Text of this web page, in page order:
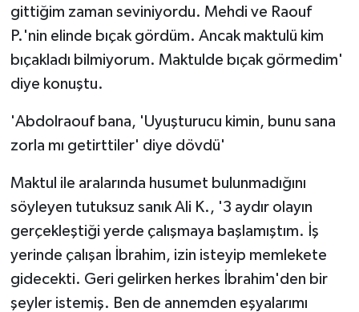
gittiğim zaman seviniyordu. Mehdi ve Raouf
P.'nin elinde bıçak gördüm. Ancak maktulü kim
bıçakladı bilmiyorum. Maktulde bıçak görmedim'
diye konuştu.
'Abdolraouf bana, 'Uyuşturucu kimin, bunu sana
zorla mı getirttiler' diye dövdü'
Maktul ile aralarında husumet bulunmadığını
söyleyen tutuksuz sanık Ali K., '3 aydır olayın
gerçekleştiği yerde çalışmaya başlamıştım. İş
yerinde çalışan İbrahim, izin isteyip memlekete
gidecekti. Geri gelirken herkes İbrahim'den bir
şeyler istemiş. Ben de annemden eşyalarımı